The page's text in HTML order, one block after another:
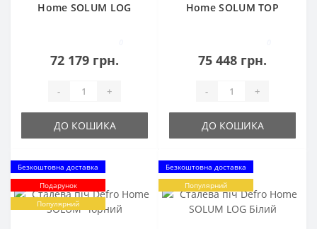
Home SOLUM LOG
72 179 грн.
- +
ДО КОШИКА
Home SOLUM TOP
75 448 грн.
- +
ДО КОШИКА
Безкоштовна доставка
Подарунок
Популярний
Безкоштовна доставка
Популярний